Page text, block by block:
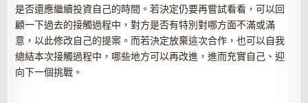
是否還應繼續投資自己的時間。若決定仍要再嘗試看看，可以回
顧一下過去的接觸過程中，對方是否有特別對哪方面不滿或滿
意，以此修改自己的提案。而若決定放棄這次合作，也可以自我
總結本次接觸過程中，哪些地方可以再改進，進而充實自己、迎
向下一個挑戰。